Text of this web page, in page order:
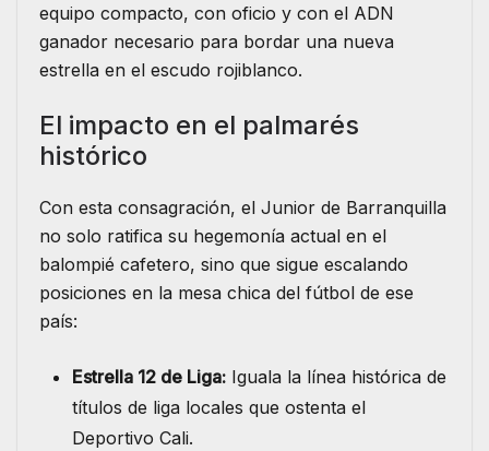
equipo compacto, con oficio y con el ADN
ganador necesario para bordar una nueva
estrella en el escudo rojiblanco.
El impacto en el palmarés
histórico
Con esta consagración, el Junior de Barranquilla
no solo ratifica su hegemonía actual en el
balompié cafetero, sino que sigue escalando
posiciones en la mesa chica del fútbol de ese
país:
Estrella 12 de Liga: Iguala la línea histórica de
títulos de liga locales que ostenta el
Deportivo Cali.